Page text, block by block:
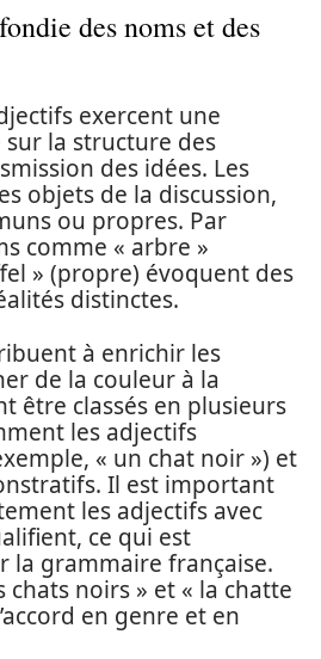
des noms et des
exercent une
la structure des
des idées. Les
objets de la discussion,
ou propres. Par
comme « arbre »
» (propre) évoquent des
distinctes.
à enrichir les
de la couleur à la
être classés en plusieurs
les adjectifs
« un chat noir ») et
Il est important
les adjectifs avec
ce qui est
la grammaire française.
chats noirs » et « la chatte
en genre et en